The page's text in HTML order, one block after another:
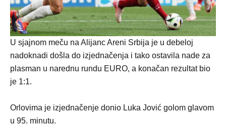
U sjajnom meču na Alijanc Areni Srbija je u debeloj
nadoknadi došla do izjednačenja i tako ostavila nade za
plasman u narednu rundu EURO, a konačan rezultat bio
je 1:1.
Orlovima je izjednačenje donio Luka Jović golom glavom
u 95. minutu.